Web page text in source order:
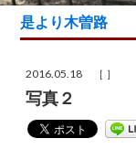
是より木曽路
2016.05.18 ［ ］
写真２